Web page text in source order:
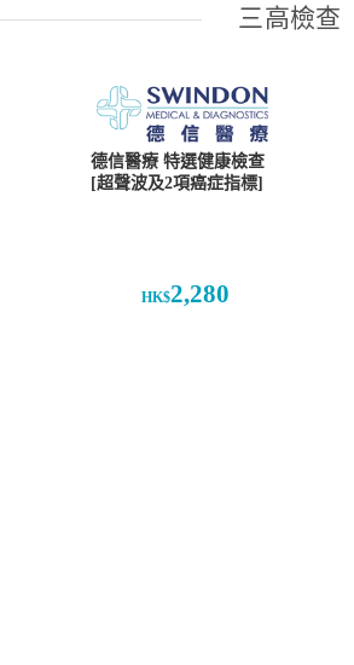
三高檢查
德信醫療 特選健康檢查
[超聲波及2項癌症指標]
HK$2,280